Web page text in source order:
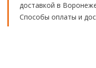
доставкой в
Способы оплаты и